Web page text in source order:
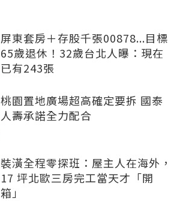
屏東套房＋存股千張00878...目標
65歲退休！32歲台北人曝：現在
已有243張
桃園置地廣場超高確定要拆 國泰
人壽承諾全力配合
裝潢全程零探班：屋主人在海外，
17 坪北歐三房完工當天才「開
箱」